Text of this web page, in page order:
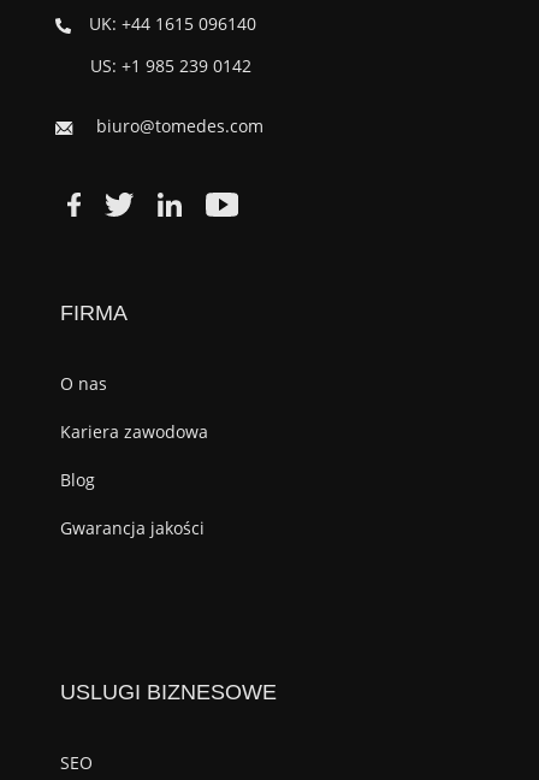
UK: +44 1615 096140
US: +1 985 239 0142
biuro@tomedes.com
FIRMA
O nas
Kariera zawodowa
Blog
Gwarancja jakości
USLUGI BIZNESOWE
SEO